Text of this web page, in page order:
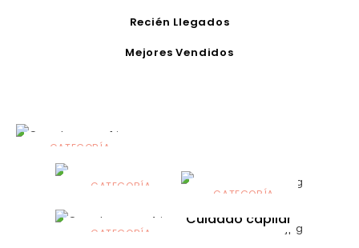
Recién Llegados
Mejores Vendidos
CATEGORÍA
Alimentación
infantilCATEGORÍA
Dermocosmética
CATEGORÍA
Solares
CATEGORÍA
Cuidado capilar